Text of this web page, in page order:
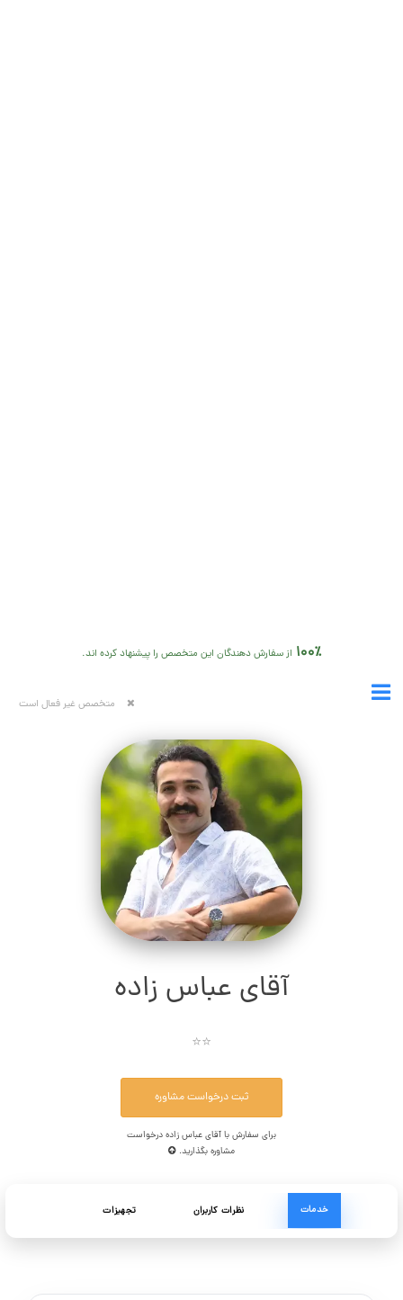
100٪ از سفارش دهندگان این متخصص را پیشنهاد کرده اند.
متخصص غیر فعال است
آقای عباس زاده
⭐⭐
ثبت درخواست مشاوره
برای سفارش با آقای عباس زاده درخواست
مشاوره بگذارید.
خدمات نظرات کاربران تجهیزات